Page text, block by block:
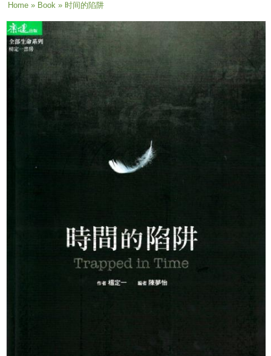
You are here
Home» Book» 时间的陷阱